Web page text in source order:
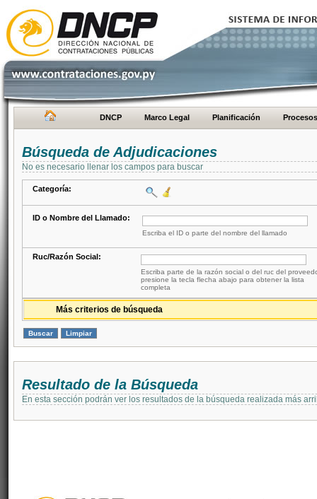
DNCP Marco Legal Planificación Procesos
Búsqueda de Adjudicaciones
No es necesario llenar los campos para buscar
Categoría:
ID o Nombre del Llamado:
Escriba el ID o parte del nombre del llamado
Ruc/Razón Social:
Escriba parte de la razón social o del ruc del
presione la tecla flecha abajo para obtener la lista
completa
Más criterios de búsqueda
Resultado de la Búsqueda
En esta sección podrán ver los resultados de la búsqueda realizada más